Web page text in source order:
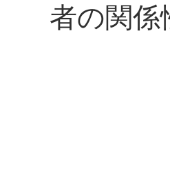
者の関係